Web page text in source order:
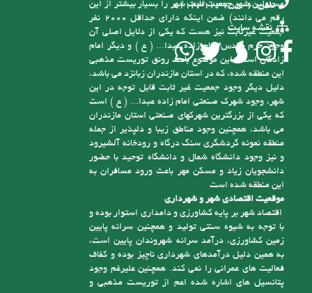
شهر، وجود شهرک صنعتی امام زاده عبدا... ( ع ) است
که یکی از بزرگترین شهرکهای صنعتی استان مازندران
می باشد، همچنین وجود مناطق زیبا و دلپذیر از جمله
منطقه نمونه گردشگری سنگ درگاه و رودخانه آلشیرود
و نیز وجود دانشگاه شمال و دانشگاه توحید با حضور
دانشجویان زیاد و مسکن مهر باعث ورود مسافران به
این منطقه شده است
موقعیت اقتصادی شهر و شهرداری
اقتصاد شهر بر پایه کشاورزی و دامداری استوار بوده و
با توجه به شیوه سنتی تولید و همچنین سرانه پایین
زمین کشاورزی، درآمد سرانه شهروندان پایین است،
به همین دلیل درآمدهای شهرداری ناچیز بوده و کفاف
فعالیت های عمرانی را نمی کند. همچنین علیرغم وجود
پتانسیل های اشاره شده اعم از توریست مذهبی و
توریست طبیعی و ... عدم وجود زیر ساخت ها و سرمایه
گذاری لازم باعث شده است، شهر تنها به عنوان محل
گذر توریست یا استراحتگاه آنان درآید
استفاده از توانمندی های منطقه جهت توسعه پایدار
همانگونه که گفته شد در حال حاضر با توجه به تازه
تأسیس بودن شهرداری و از درآمد کافی برای رسیدگی
کلیه حقوق این وبسایت متعلق به شهرداری امامزاده عبدالله می باشد. کپی
هرگونه مطلب از این سایت بدون ذکر منبع مجاز نمی باشد.
طراحی و اجرا توسطگروه مهندسی رایان ارتباط